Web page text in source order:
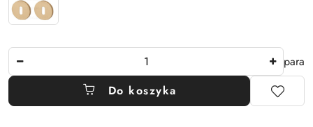
para
Do koszyka